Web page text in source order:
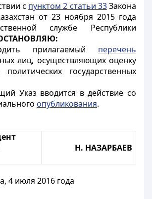
с пунктом 2 статьи 33Закона
от 23 ноября 2015 года
службе Республики
прилагаемый перечень
лиц, осуществляющих оценку
политических государственных
Указ вводится в действие со
опубликования.
Н. НАЗАРБАЕВ
4 июля 2016 года